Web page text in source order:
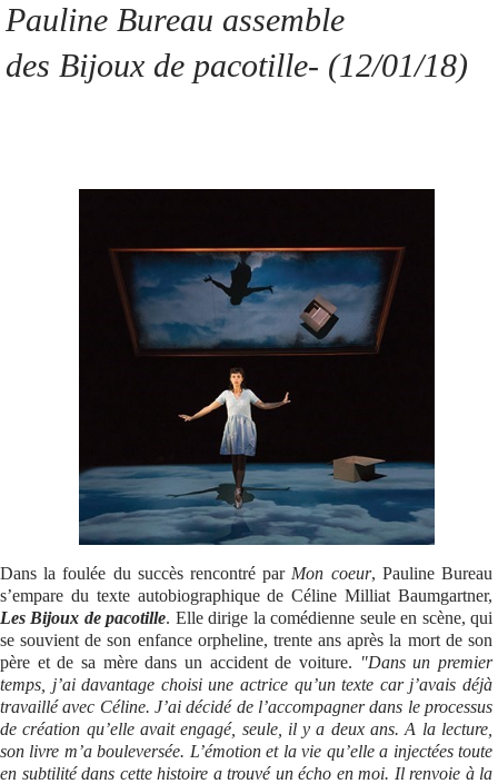
Se connecter
Pauline Bureau assemble
des Bijoux de pacotille- (12/01/18)
Dans la foulée du succès rencontré par Mon coeur, Pauline Bureau
s’empare du texte autobiographique de Céline Milliat Baumgartner,
Les Bijoux de pacotille. Elle dirige la comédienne seule en scène, qui
se souvient de son enfance orpheline, trente ans après la mort de son
père et de sa mère dans un accident de voiture. "Dans un premier
temps, j’ai davantage choisi une actrice qu’un texte car j’avais déjà
travaillé avec Céline. J’ai décidé de l’accompagner dans le processus
de création qu’elle avait engagé, seule, il y a deux ans. A la lecture,
son livre m’a bouleversée. L’émotion et la vie qu’elle a injectées toute
en subtilité dans cette histoire a trouvé un écho en moi. Il renvoie à la